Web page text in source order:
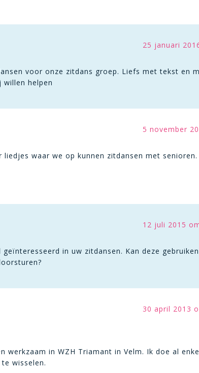
25 januari
voor onze zitdans groep. Liefs met tekst en
helpen
5 november
liedjes waar we op kunnen zitdansen met
12 juli 2015
geïnteresseerd in uw zitdansen. Kan deze
30 april 2013
werkzaam in WZH Triamant in Velm. Ik doe al
wisselen.